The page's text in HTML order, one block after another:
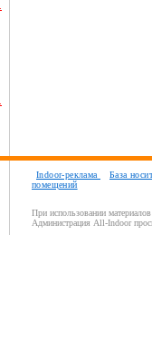
Indoor-реклама
База
помещений
При использовании
Администрация All-Indoor